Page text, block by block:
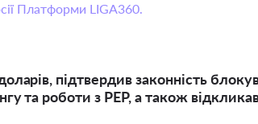
Платформи LIGA360.
підтвердив законність
та роботи з PEP, а також відкликав